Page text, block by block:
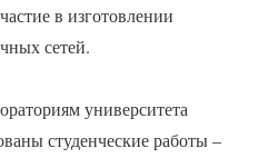
в изготовлении
сетей.
университета
студенческие работы –